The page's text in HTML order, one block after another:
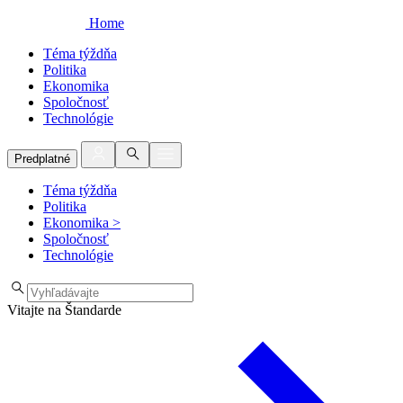
Home
Téma týždňa
Politika
Ekonomika
Spoločnosť
Technológie
Predplatné
Téma týždňa
Politika
Ekonomika >
Spoločnosť
Technológie
Vitajte na Štandarde